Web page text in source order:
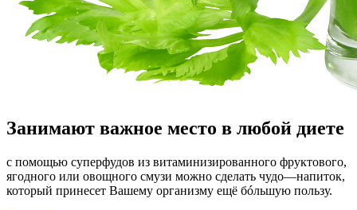
Занимают важное место в любой диете
с помощью суперфудов из витаминизированного фруктового,
ягодного или овощного смузи можно сделать чудо—напиток,
который принесет Вашему организму ещё бóльшую пользу.